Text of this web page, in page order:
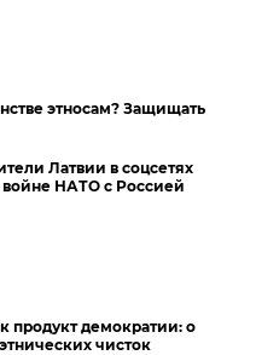
этносам? Защищать
Латвии в соцсетях
войне НАТО с Россией
продукт демократии: о
чисток